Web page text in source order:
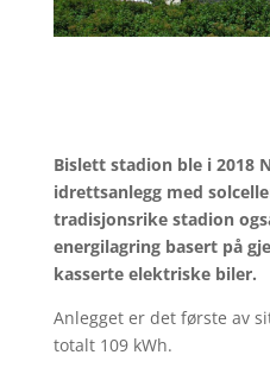
Bislett stadion ble i 2018
idrettsanlegg med
tradisjonsrike stadion
energilagring basert på
kasserte elektriske biler.
Anlegget er det første av
totalt 109 kWh.